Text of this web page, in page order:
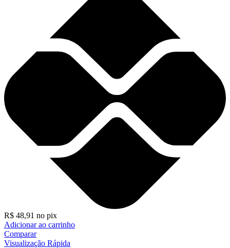
R$ 48,91 no pix
Adicionar ao carrinho
Comparar
Visualização Rápida